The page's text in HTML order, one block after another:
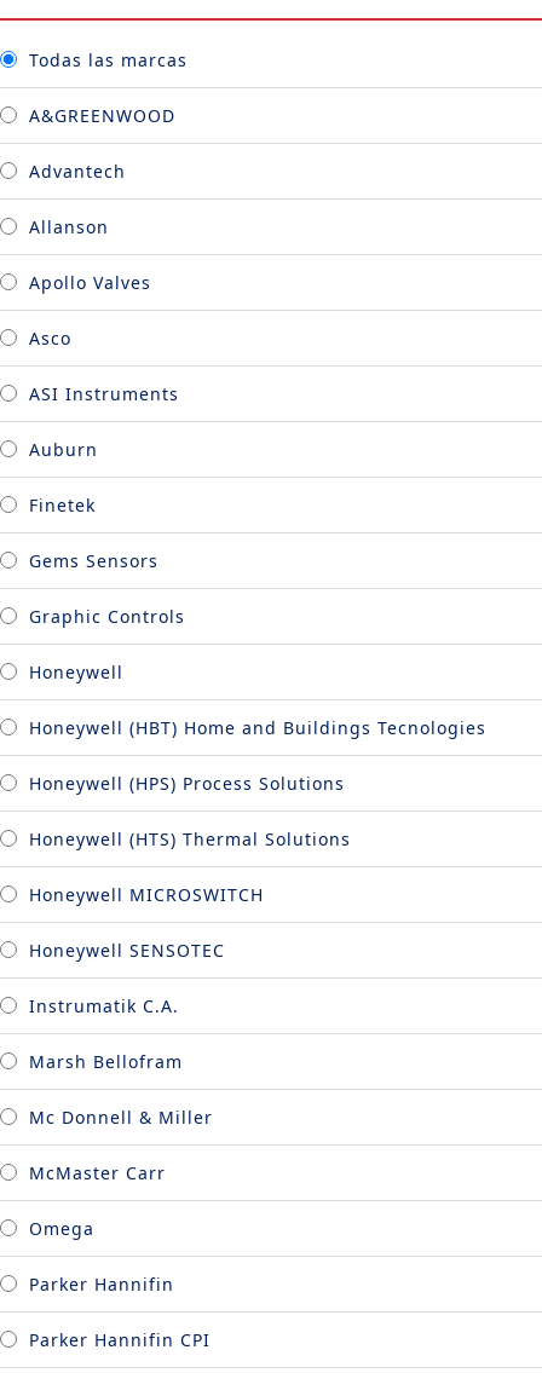
Todas las marcas
A&GREENWOOD
Advantech
Allanson
Apollo Valves
Asco
ASI Instruments
Auburn
Finetek
Gems Sensors
Graphic Controls
Honeywell
Honeywell (HBT) Home and Buildings Tecnologies
Honeywell (HPS) Process Solutions
Honeywell (HTS) Thermal Solutions
Honeywell MICROSWITCH
Honeywell SENSOTEC
Instrumatik C.A.
Marsh Bellofram
Mc Donnell & Miller
McMaster Carr
Omega
Parker Hannifin
Parker Hannifin CPI